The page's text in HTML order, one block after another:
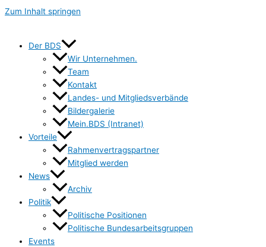
Zum Inhalt springen
Der BDS
Wir Unternehmen.
Team
Kontakt
Landes- und Mitgliedsverbände
Bildergalerie
Mein.BDS (Intranet)
Vorteile
Rahmenvertragspartner
Mitglied werden
News
Archiv
Politik
Politische Positionen
Politische Bundesarbeitsgruppen
Events